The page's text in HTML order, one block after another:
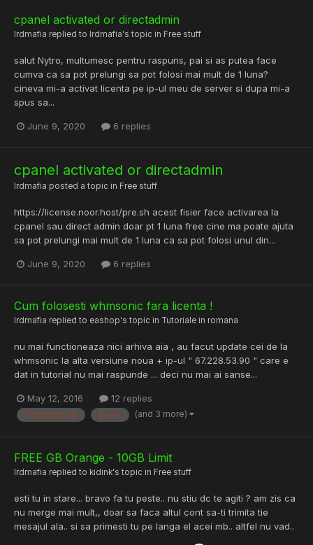
cpanel activated or directadmin
lrdmafia replied to lrdmafia's topic in Free stuff
salut Nytro, multumesc pentru raspuns, pai si as putea face
cumva ca sa pot prelungi sa pot folosi mai mult de 1 luna?
cineva mi-a activat licenta pe ip-ul meu de server si dupa mi-a
spus sa...
June 9, 2020 6 replies
cpanel activated or directadmin
lrdmafia posted a topic in Free stuff
https://license.noor.host/pre.sh acest fisier face activarea la
cpanel sau direct admin doar pt 1 luna free cine ma poate ajuta
sa pot prelungi mai mult de 1 luna ca sa pot folosi unul din...
June 9, 2020 6 replies
Cum folosesti whmsonic fara licenta !
lrdmafia replied to eashop's topic in Tutoriale in romana
nu mai functioneaza nici arhiva aia , au facut update cei de la
whmsonic la alta versiune noua + ip-ul " 67.228.53.90 " care e
dat in tutorial nu mai raspunde ... deci nu mai ai sanse...
May 12, 2016 12 replies
67.228.53.90 bytes (and 3 more)
FREE GB Orange - 10GB Limit
lrdmafia replied to kidink's topic in Free stuff
esti tu in stare... bravo fa tu peste.. nu stiu dc te agiti ? am zis ca
nu merge mai mult,, doar sa faca altul cont sa-ti trimita tie
mesajul ala.. si sa primesti tu pe langa el acei mb.. altfel nu vad..